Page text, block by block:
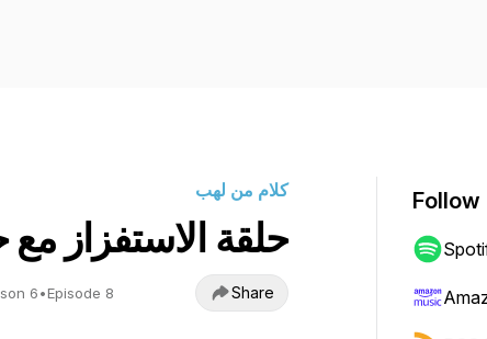
كلام من لهب
حلقة الاستفزاز
6•Episode 8 Share
Follow